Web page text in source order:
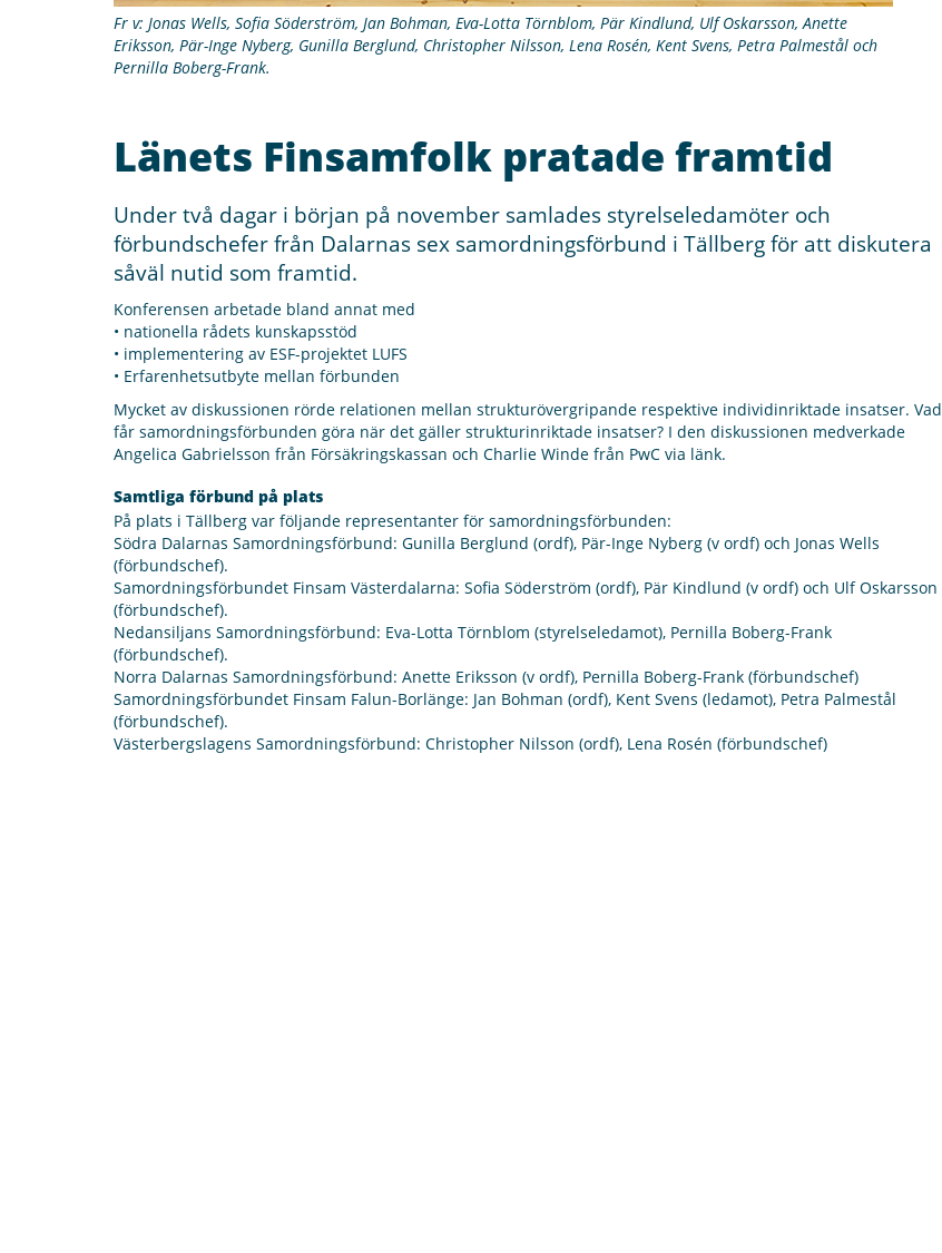
Fr v: Jonas Wells, Sofia Söderström, Jan Bohman, Eva-Lotta Törnblom, Pär Kindlund, Ulf Oskarsson, Anette
Eriksson, Pär-Inge Nyberg, Gunilla Berglund, Christopher Nilsson, Lena Rosén, Kent Svens, Petra Palmestål och
Pernilla Boberg-Frank.
Länets Finsamfolk pratade framtid
Under två dagar i början på november samlades styrelseledamöter och
förbundschefer från Dalarnas sex samordningsförbund i Tällberg för att diskutera
såväl nutid som framtid.
Konferensen arbetade bland annat med
• nationella rådets kunskapsstöd
• implementering av ESF-projektet LUFS
• Erfarenhetsutbyte mellan förbunden
Mycket av diskussionen rörde relationen mellan strukturövergripande respektive individinriktade insatser. Vad
får samordningsförbunden göra när det gäller strukturinriktade insatser? I den diskussionen medverkade
Angelica Gabrielsson från Försäkringskassan och Charlie Winde från PwC via länk.
Samtliga förbund på plats
På plats i Tällberg var följande representanter för samordningsförbunden:
Södra Dalarnas Samordningsförbund: Gunilla Berglund (ordf), Pär-Inge Nyberg (v ordf) och Jonas Wells
(förbundschef).
Samordningsförbundet Finsam Västerdalarna: Sofia Söderström (ordf), Pär Kindlund (v ordf) och Ulf Oskarsson
(förbundschef).
Nedansiljans Samordningsförbund: Eva-Lotta Törnblom (styrelseledamot), Pernilla Boberg-Frank
(förbundschef).
Norra Dalarnas Samordningsförbund: Anette Eriksson (v ordf), Pernilla Boberg-Frank (förbundschef)
Samordningsförbundet Finsam Falun-Borlänge: Jan Bohman (ordf), Kent Svens (ledamot), Petra Palmestål
(förbundschef).
Västerbergslagens Samordningsförbund: Christopher Nilsson (ordf), Lena Rosén (förbundschef)